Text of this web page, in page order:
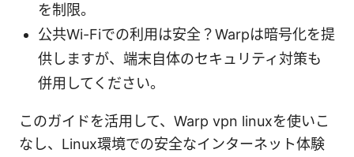
を制限。
公共Wi-Fiでの利用は安全？Warpは暗号化を提
供しますが、端末自体のセキュリティ対策も
併用してください。
このガイドを活用して、Warp vpn linuxを使いこ
なし、Linux環境での安全なインターネット体験